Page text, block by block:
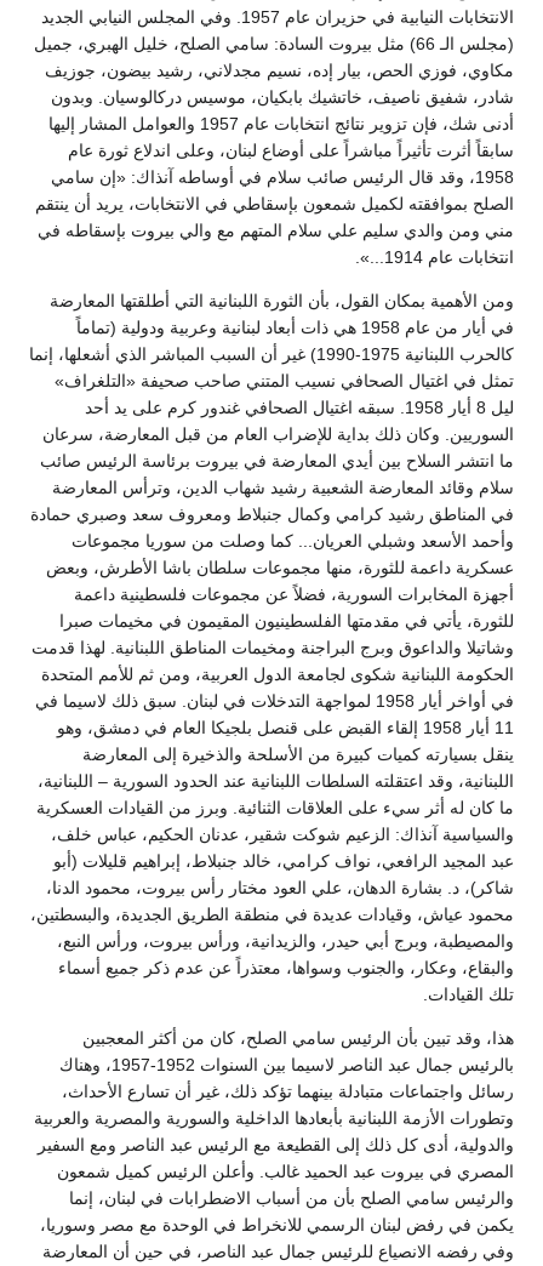
الانتخابات النيابية في حزيران عام 1957. وفي المجلس النيابي الجديد
(مجلس الـ 66) مثل بيروت السادة: سامي الصلح، خليل الهبري، جميل
مكاوي، فوزي الحص، بيار إده، نسيم مجدلاني، رشيد بيضون، جوزيف
شادر، شفيق ناصيف، خاتشيك بابكيان، موسيس دركالوسيان. وبدون
أدنى شك، فإن تزوير نتائج انتخابات عام 1957 والعوامل المشار إليها
سابقاً أثرت تأثيراً مباشراً على أوضاع لبنان، وعلى اندلاع ثورة عام
1958، وقد قال الرئيس صائب سلام في أوساطه آنذاك: «إن سامي
الصلح بموافقته لكميل شمعون بإسقاطي في الانتخابات، يريد أن ينتقم
مني ومن والدي سليم علي سلام المتهم مع والي بيروت بإسقاطه في
انتخابات عام 1914...».
ومن الأهمية بمكان القول، بأن الثورة اللبنانية التي أطلقتها المعارضة
في أيار من عام 1958 هي ذات أبعاد لبنانية وعربية ودولية (تماماً
كالحرب اللبنانية 1975-1990) غير أن السبب المباشر الذي أشعلها، إنما
تمثل في اغتيال الصحافي نسيب المتني صاحب صحيفة «التلغراف»
ليل 8 أيار 1958. سبقه اغتيال الصحافي غندور كرم على يد أحد
السوريين. وكان ذلك بداية للإضراب العام من قبل المعارضة، سرعان
ما انتشر السلاح بين أيدي المعارضة في بيروت برئاسة الرئيس صائب
سلام وقائد المعارضة الشعبية رشيد شهاب الدين، وترأس المعارضة
في المناطق رشيد كرامي وكمال جنبلاط ومعروف سعد وصبري حمادة
وأحمد الأسعد وشبلي العريان... كما وصلت من سوريا مجموعات
عسكرية داعمة للثورة، منها مجموعات سلطان باشا الأطرش، وبعض
أجهزة المخابرات السورية، فضلاً عن مجموعات فلسطينية داعمة
للثورة، يأتي في مقدمتها الفلسطينيون المقيمون في مخيمات صبرا
وشاتيلا والداعوق وبرج البراجنة ومخيمات المناطق اللبنانية. لهذا قدمت
الحكومة اللبنانية شكوى لجامعة الدول العربية، ومن ثم للأمم المتحدة
في أواخر أيار 1958 لمواجهة التدخلات في لبنان. سبق ذلك لاسيما في
11 أيار 1958 إلقاء القبض على قنصل بلجيكا العام في دمشق، وهو
ينقل بسيارته كميات كبيرة من الأسلحة والذخيرة إلى المعارضة
اللبنانية، وقد اعتقلته السلطات اللبنانية عند الحدود السورية – اللبنانية،
ما كان له أثر سيء على العلاقات الثنائية. وبرز من القيادات العسكرية
والسياسية آنذاك: الزعيم شوكت شقير، عدنان الحكيم، عباس خلف،
عبد المجيد الرافعي، نواف كرامي، خالد جنبلاط، إبراهيم قليلات (أبو
شاكر)، د. بشارة الدهان، علي العود مختار رأس بيروت، محمود الدنا،
محمود عياش، وقيادات عديدة في منطقة الطريق الجديدة، والبسطتين،
والمصيطبة، وبرج أبي حيدر، والزيدانية، ورأس بيروت، ورأس النبع،
والبقاع، وعكار، والجنوب وسواها، معتذراً عن عدم ذكر جميع أسماء
تلك القيادات.
هذا، وقد تبين بأن الرئيس سامي الصلح، كان من أكثر المعجبين
بالرئيس جمال عبد الناصر لاسيما بين السنوات 1952-1957، وهناك
رسائل واجتماعات متبادلة بينهما تؤكد ذلك، غير أن تسارع الأحداث،
وتطورات الأزمة اللبنانية بأبعادها الداخلية والسورية والمصرية والعربية
والدولية، أدى كل ذلك إلى القطيعة مع الرئيس عبد الناصر ومع السفير
المصري في بيروت عبد الحميد غالب. وأعلن الرئيس كميل شمعون
والرئيس سامي الصلح بأن من أسباب الاضطرابات في لبنان، إنما
يكمن في رفض لبنان الرسمي للانخراط في الوحدة مع مصر وسوريا،
وفي رفضه الانصياع للرئيس جمال عبد الناصر، في حين أن المعارضة